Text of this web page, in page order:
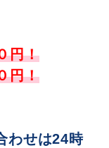
円！
円！
わせは24時